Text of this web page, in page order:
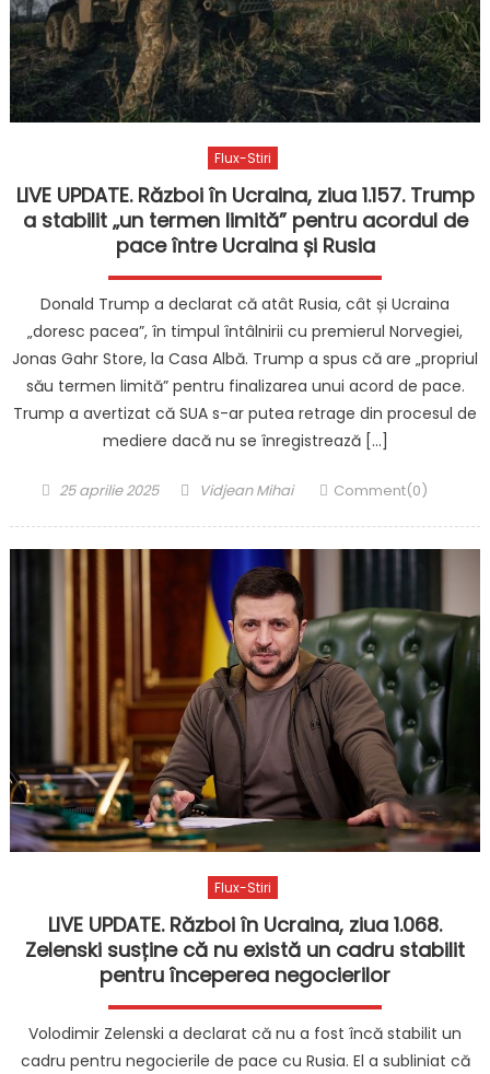
Flux-Stiri
LIVE UPDATE. Război în Ucraina, ziua 1.157. Trump
a stabilit „un termen limită” pentru acordul de
pace între Ucraina și Rusia
Donald Trump a declarat că atât Rusia, cât și Ucraina
„doresc pacea”, în timpul întâlnirii cu premierul Norvegiei,
Jonas Gahr Store, la Casa Albă. Trump a spus că are „propriul
său termen limită” pentru finalizarea unui acord de pace.
Trump a avertizat că SUA s-ar putea retrage din procesul de
mediere dacă nu se înregistrează […]
Posted
25 aprilie 2025 Author
Vidjean Mihai Comment(0)
Flux-Stiri
LIVE UPDATE. Război în Ucraina, ziua 1.068.
Zelenski susține că nu există un cadru stabilit
pentru începerea negocierilor
Volodimir Zelenski a declarat că nu a fost încă stabilit un
cadru pentru negocierile de pace cu Rusia. El a subliniat că